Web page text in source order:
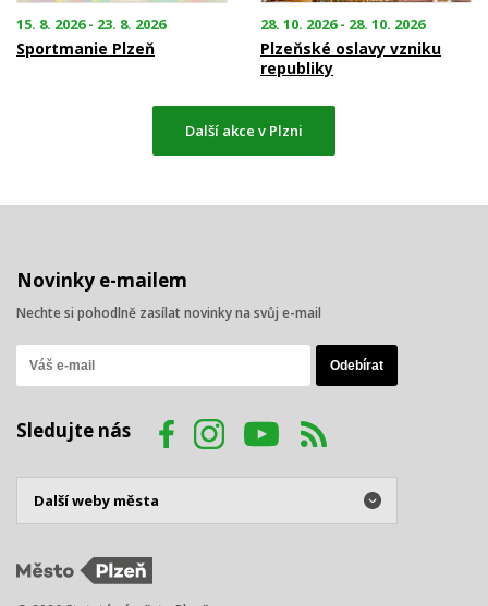
15. 8. 2026 - 23. 8. 2026
Sportmanie Plzeň
28. 10. 2026 - 28. 10. 2026
Plzeňské oslavy vzniku
republiky
Další akce v Plzni
Novinky e-mailem
Nechte si pohodlně zasílat novinky na svůj e-mail
Sledujte nás